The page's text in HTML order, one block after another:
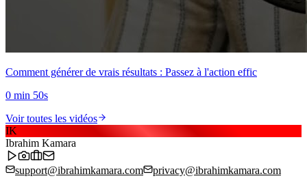
Comment générer de vrais résultats : Passez à l'action effic
0 min 50s
Voir toutes les vidéos
IK
Ibrahim Kamara
support@ibrahimkamara.com
privacy@ibrahimkamara.com